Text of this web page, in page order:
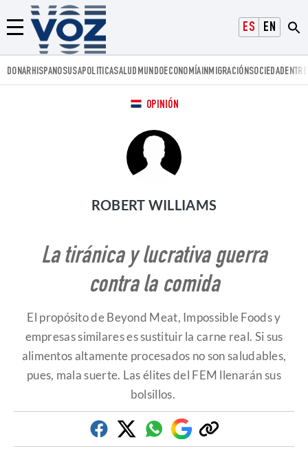
ESPAÑOLENGLISH
Menú
Voz.us
DONARHISPANOSUSAPOLITICASALUD MUNDOECONOMÍAINMIGRACIÓNSOCIEDAD
OPINIÓN
ROBERT WILLIAMS
La tiránica y lucrativa guerra
contra la comida
El propósito de Beyond Meat, Impossible Foods y
empresas similares es sustituir la carne real. Si sus
alimentos altamente procesados no son saludables,
pues, mala suerte. Las élites del FEM llenarán sus
bolsillos.
FacebookTwitterWhatsapp
Google
Discover
Copiar
enlace